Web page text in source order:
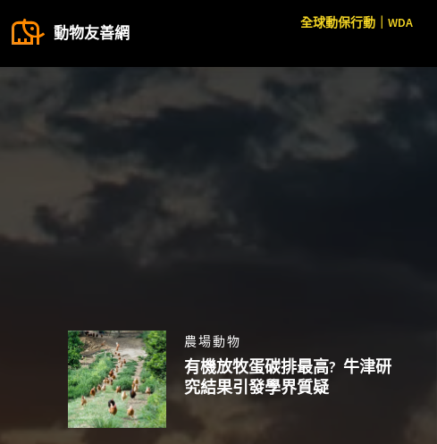
動物友善網
全球動保行動｜WDA
農場動物
有機放牧蛋碳排最高? 牛津研
究結果引發學界質疑